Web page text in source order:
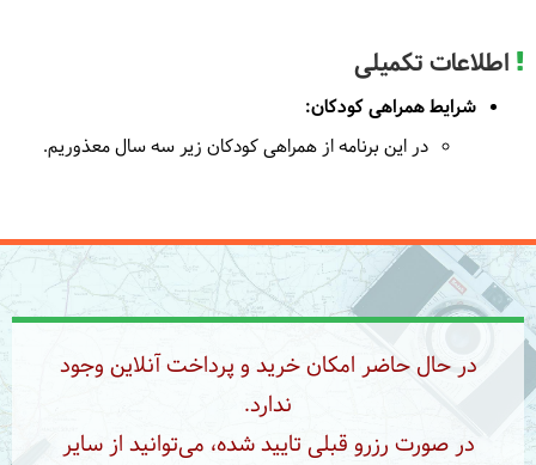
اطلاعات تکمیلی
شرایط همراهی کودکان:
در این برنامه از همراهی کودکان زیر سه سال معذوریم.
در حال حاضر امکان خرید و پرداخت آنلاین وجود
ندارد.
در صورت رزرو قبلی تایید شده، می‌توانید از سایر